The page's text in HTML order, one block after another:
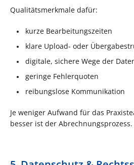
Qualitätsmerkmale dafür:
kurze Bearbeitungszeiten
klare Upload- oder
digitale, sichere Wege der
geringe Fehlerquoten
reibungslose Kommunikation
Je weniger Aufwand für das
besser ist der Abrechnungsprozess.